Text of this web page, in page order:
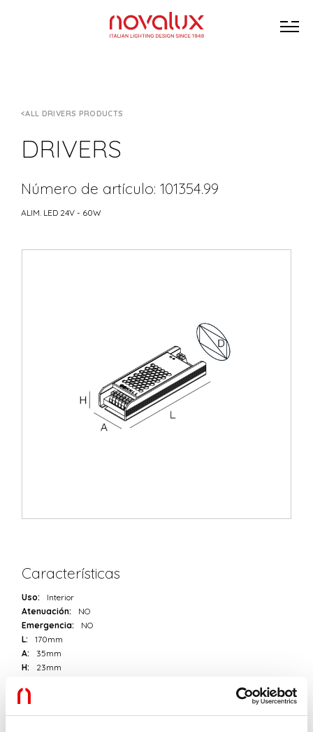
ALL DRIVERS PRODUCTS
DRIVERS
Número de artículo: 101354.99
ALIM. LED 24V - 60W
Características
Uso:
Interior
Atenuación:
NO
Emergencia:
NO
L:
170mm
A:
35mm
H:
23mm
Garantía: